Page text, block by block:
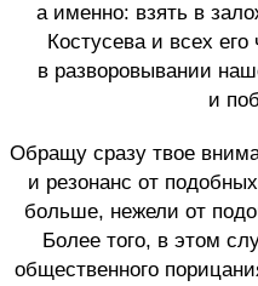
а именно: взять в
Костусева и всех
в разворовывании
и
Обращу сразу твое
и резонанс от
больше, нежели от
Более того, в этом
общественного